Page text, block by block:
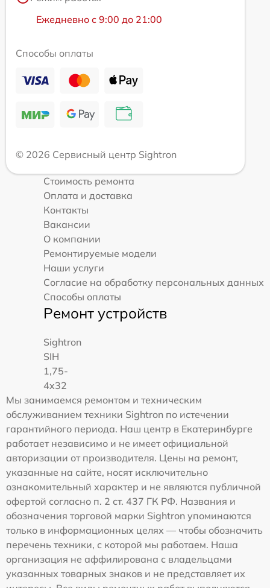
Ежедневно с 9:00 до 21:00
Способы оплаты
© 2026 Сервисный центр Sightron
Стоимость ремонта
Оплата и доставка
Контакты
Вакансии
О компании
Ремонтируемые модели
Наши услуги
Согласие на обработку персональных данных
Способы оплаты
Ремонт устройств
Sightron
SIH
1,75-
4x32
Мы занимаемся ремонтом и техническим
обслуживанием техники Sightron по истечении
гарантийного периода. Наш центр в Екатеринбурге
работает независимо и не имеет официальной
авторизации от производителя. Цены на ремонт,
указанные на сайте, носят исключительно
ознакомительный характер и не являются публичной
офертой согласно п. 2 ст. 437 ГК РФ. Названия и
обозначения торговой марки Sightron упоминаются
только в информационных целях — чтобы обозначить
перечень техники, с которой мы работаем. Наша
организация не аффилирована с владельцами
указанных товарных знаков и не представляет их